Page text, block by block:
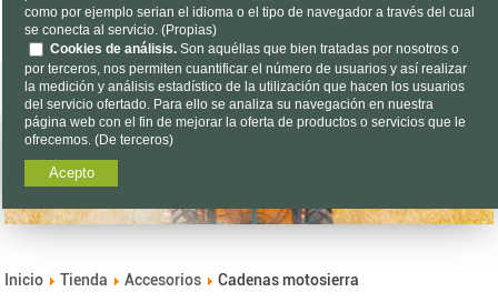
Encuéntalo aquí...
Inicio Tienda Accesorios Cadenas motosierra
como por ejemplo serian el idioma o el tipo de navegador a través del cual
se conecta al servicio. (Propias)
Cookies de análisis. Son aquéllas que bien tratadas por nosotros o
por terceros, nos permiten cuantificar el número de usuarios y así realizar
la medición y análisis estadístico de la utilización que hacen los usuarios
del servicio ofertado. Para ello se analiza su navegación en nuestra
página web con el fin de mejorar la oferta de productos o servicios que le
ofrecemos. (De terceros)
Acepto